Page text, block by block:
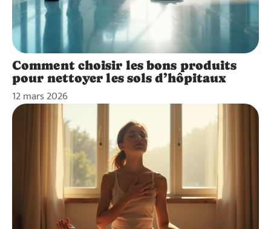
Comment choisir les bons produits
pour nettoyer les sols d’hôpitaux
12 mars 2026